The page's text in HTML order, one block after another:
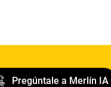
Pregúntale a Merlín IA